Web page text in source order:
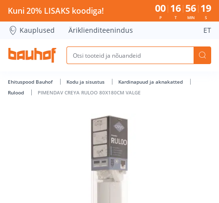
PIMENDAV CREYA RULOO 80X180CM VALGE - Bauhof has
Kuni 20% LISAKS koodiga! 00
P
16
T
56
MIN
19
S
Kauplused Äriklienditeenindus ET
Ehituspood Bauhof Kodu ja sisustus
Kardinapuud ja aknakatted
Rulood
PIMENDAV CREYA RULOO 80X180CM VALGE